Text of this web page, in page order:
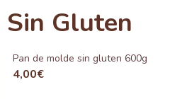
Gluten
Pan de molde sin gluten 600g
4,00€